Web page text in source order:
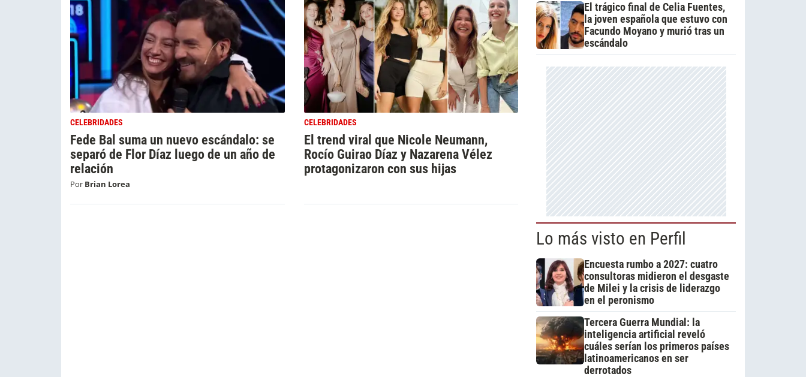
CELEBRIDADES
Fede Bal suma un nuevo escándalo: se
separó de Flor Díaz luego de un año de
relación
Por Brian Lorea
CELEBRIDADES
El trend viral que Nicole Neumann,
Rocío Guirao Díaz y Nazarena Vélez
protagonizaron con sus hijas
El trágico final de Celia Fuentes,
la joven española que estuvo con
Facundo Moyano y murió tras un
escándalo
Lo más visto en Perfil
Encuesta rumbo a 2027: cuatro
consultoras midieron el desgaste
de Milei y la crisis de liderazgo
en el peronismo
Tercera Guerra Mundial: la
inteligencia artificial reveló
cuáles serían los primeros países
latinoamericanos en ser
derrotados